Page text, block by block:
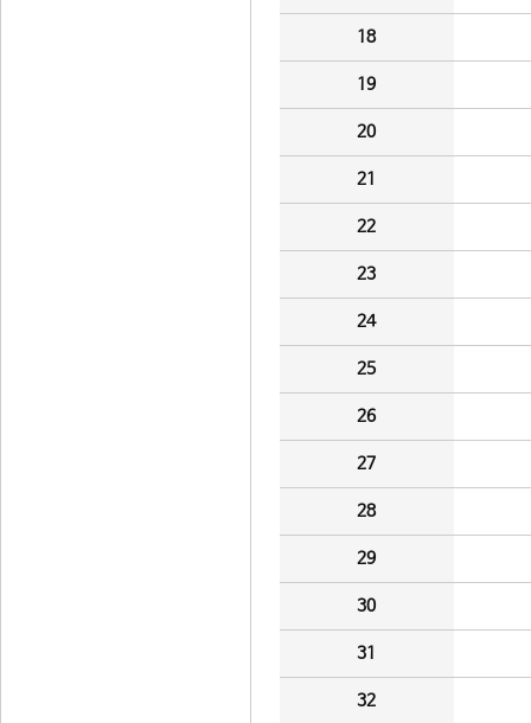
18
19
20
21
22
23
24
25
26
27
28
29
30
31
32